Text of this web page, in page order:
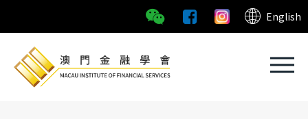
English